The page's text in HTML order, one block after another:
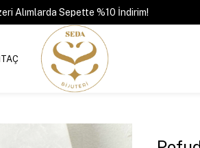
Alımlarda Sepette %10 İndirim!
TAÇ